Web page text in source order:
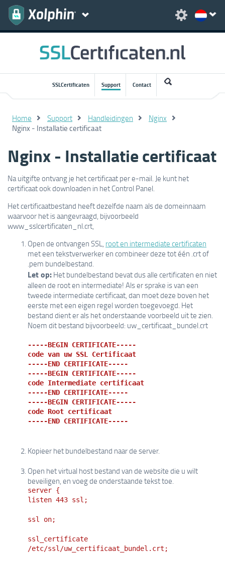
SSLCertificaten Support Contact
Home Support Handleidingen Nginx
Nginx - Installatie certificaat
Nginx - Installatie certificaat
Na uitgifte ontvang je het certificaat per e-mail. Je kunt het
certificaat ook downloaden in het Control Panel.
Het certificaatbestand heeft dezelfde naam als de domeinnaam
waarvoor het is aangevraagd, bijvoorbeeld
www_sslcertificaten_nl.crt,
Open de ontvangen SSL, root en intermediate certificaten
met een tekstverwerker en combineer deze tot één .crt of
.pem bundelbestand.
Let op: Het bundelbestand bevat dus alle certificaten en niet
alleen de root en intermediate! Als er sprake is van een
tweede intermediate certificaat, dan moet deze boven het
eerste met een eigen regel worden toegevoegd. Het
bestand dient er als het onderstaande voorbeeld uit te zien.
Noem dit bestand bijvoorbeeld: uw_certificaat_bundel.crt
-----BEGIN CERTIFICATE-----
code van uw SSL Certificaat
-----END CERTIFICATE-----
-----BEGIN CERTIFICATE-----
code Intermediate certificaat
-----END CERTIFICATE-----
-----BEGIN CERTIFICATE-----
code Root certificaat
-----END CERTIFICATE-----
Kopieer het bundelbestand naar de server.
Open het virtual host bestand van de website die u wilt
beveiligen, en voeg de onderstaande tekst toe.
server {
listen 443 ssl;
ssl on;
ssl_certificate
/etc/ssl/uw_certificaat_bundel.crt;